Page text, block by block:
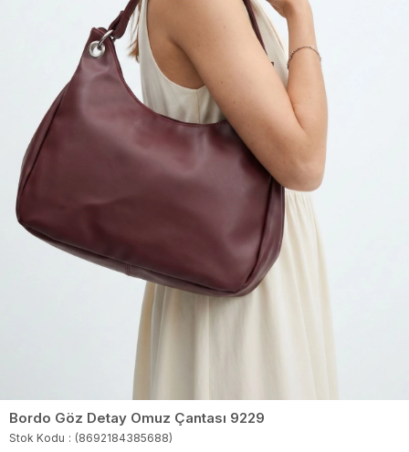
Bordo Göz Detay Omuz Çantası 9229
Stok Kodu (8692184385688)